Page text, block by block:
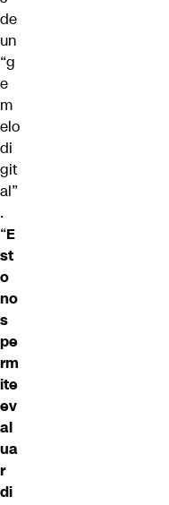
de
un
“g
e
m
elo
di
git
al”
.
“E
st
o
no
s
pe
rm
ite
ev
al
ua
r
di